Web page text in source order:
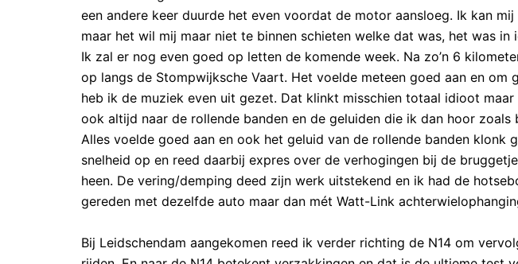
een andere keer duurde het even voordat de motor aansloeg. Ik kan
maar het wil mij maar niet te binnen schieten welke dat was, het was
Ik zal er nog even goed op letten de komende week. Na zo’n 6
op langs de Stompwijksche Vaart. Het voelde meteen goed aan en om
heb ik de muziek even uit gezet. Dat klinkt misschien totaal idioot
ook altijd naar de rollende banden en de geluiden die ik dan hoor zoals
Alles voelde goed aan en ook het geluid van de rollende banden klonk
snelheid op en reed daarbij expres over de verhogingen bij de
heen. De vering/demping deed zijn werk uitstekend en ik had de
gereden met dezelfde auto maar dan mét Watt-Link
Bij Leidschendam aangekomen reed ik verder richting de N14 om